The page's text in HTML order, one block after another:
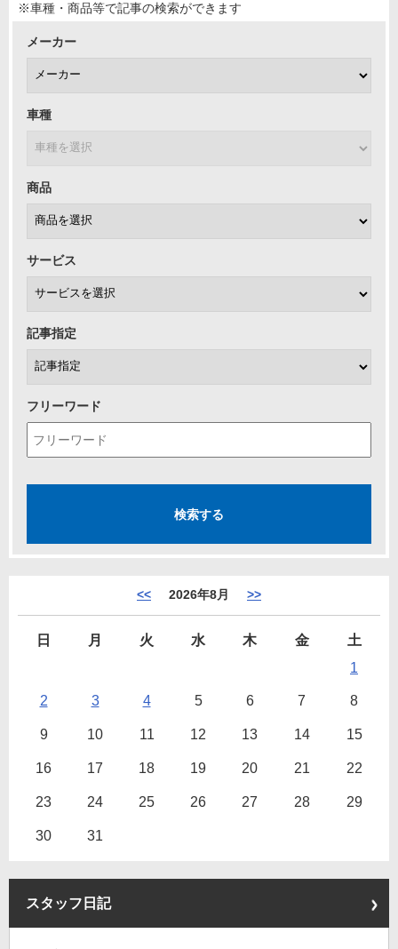
※車種・商品等で記事の検索ができます
メーカー
車種
商品
サービス
記事指定
フリーワード
<< 2026年8月 >>
日 月 火 水 木 金
土
1
2 3 4 5 6 7 8
9 10 11 12 13 14 15
16 17 18 19 20 21 22
23 24 25 26 27 28 29
30 31
スタッフ日記